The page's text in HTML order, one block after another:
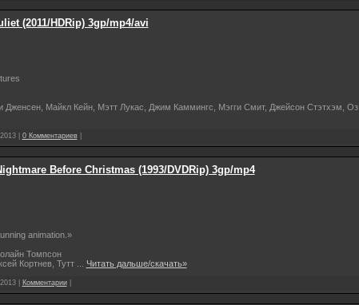
(2011/HDRip) 3gp/mp4/avi
Майкл Кейн, Мэтт Лукас, Джим Каммингс, Мэгги Смит, Джейсон Стэтхэм, Оз
| 0 Комментариев|
Before Christmas (1993/DVDRip) 3gp/mp4
animation.»
Томпсон
Кортнев, Тутт Читать дальше/скачать»
| Комментарии|